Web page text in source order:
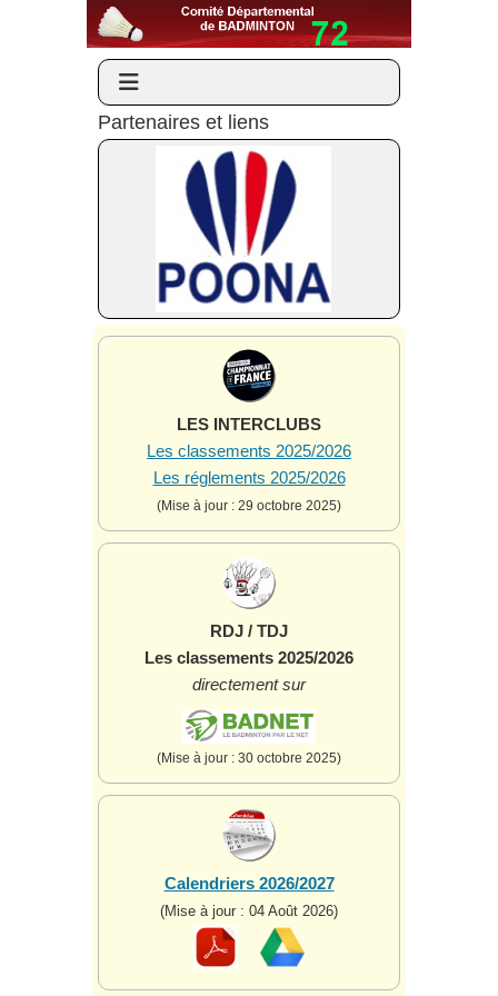
Partenaires et liens
LES INTERCLUBS
Les classements 2025/2026
Les réglements 2025/2026
(Mise à jour : 29 octobre 2025)
RDJ / TDJ
Les classements 2025/2026
directement sur
(Mise à jour : 30 octobre 2025)
Calendriers 2026/2027
(Mise à jour : 04 Août 2026)